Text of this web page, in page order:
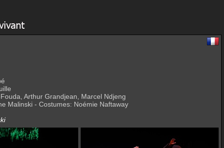
Arthur Grandjean, Marcel Ndjeng
Malinski - Costumes: Noémie Naftaway